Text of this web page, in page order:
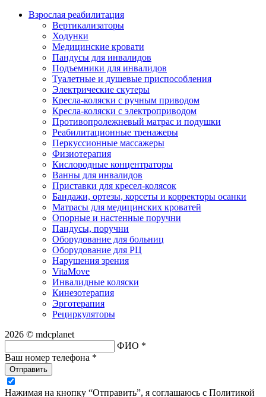
Взрослая реабилитация
Вертикализаторы
Ходунки
Медицинские кровати
Пандусы для инвалидов
Подъемники для инвалидов
Туалетные и душевые приспособления
Электрические скутеры
Кресла-коляски с ручным приводом
Кресла-коляски с электроприводом
Противопролежневый матрас и подушки
Реабилитационные тренажеры
Перкуссионные массажеры
Физиотерапия
Кислородные концентраторы
Ванны для инвалидов
Приставки для кресел-колясок
Бандажи, ортезы, корсеты и корректоры осанки
Матрасы для медицинских кроватей
Опорные и настенные поручни
Пандусы, поручни
Оборудование для больниц
Оборудование для РЦ
Нарушения зрения
VitaMove
Инвалидные коляски
Кинезотерапия
Эрготерапия
Рециркуляторы
2026 © mdcplanet
ФИО *
Ваш номер телефона *
Отправить
Нажимая на кнопку “Отправить”, я соглашаюсь с Политикой